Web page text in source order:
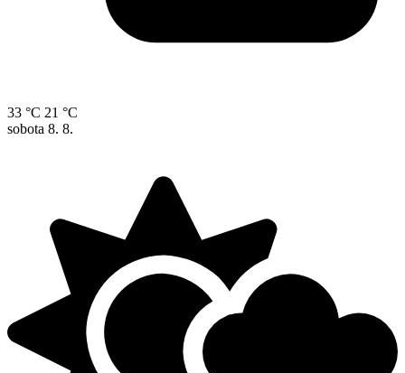
33 °C 21 °C
sobota 8. 8.